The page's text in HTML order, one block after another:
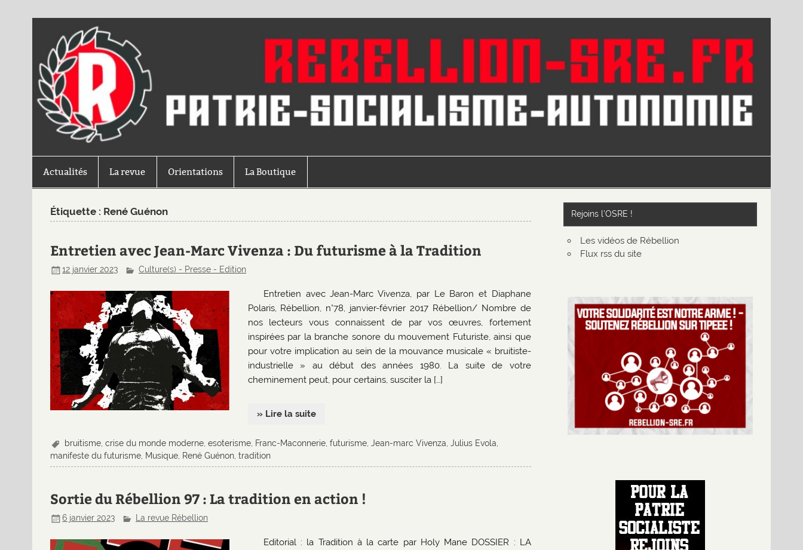
Actualités La revue Orientations La Boutique
Étiquette : René Guénon
Entretien avec Jean-Marc Vivenza : Du futurisme à la Tradition
12 janvier 2023 Culture(s) - Presse - Edition
Entretien avec Jean-Marc Vivenza, par Le Baron et Diaphane
Polaris, Rébellion, n°78, janvier-février 2017 Rébellion/ Nombre de
nos lecteurs vous connaissent de par vos œuvres, fortement
inspirées par la branche sonore du mouvement Futuriste, ainsi que
pour votre implication au sein de la mouvance musicale « bruitiste-
industrielle » au début des années 1980. La suite de votre
cheminement peut, pour certains, susciter la […]
» Lire la suite
bruitisme ,crise du monde moderne ,esoterisme Franc-Maconnerie ,futurisme ,Jean-marc Vivenza ,Julius Evola
manifeste du futurisme, Musique, René Guénon,tradition
Sortie du Rébellion 97 : La tradition en action !
6 janvier 2023 La revue Rébellion
Editorial : la Tradition à la carte par Holy Mane DOSSIER : LA
Rejoins l’OSRE !
Les vidéos de Rébellion
Flux rss du site